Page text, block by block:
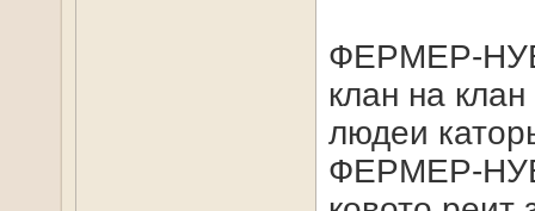
ФЕРМЕР-
клан на
людеи
ФЕРМЕР-